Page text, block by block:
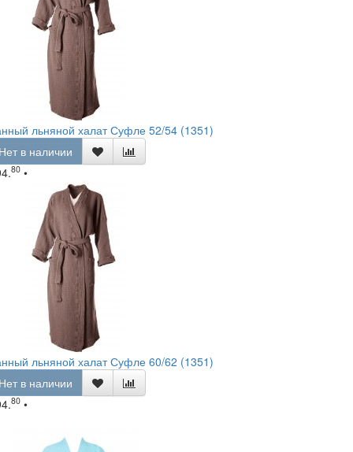
льняной халат Суфле 52/54 (1351)
в наличии
80 •
льняной халат Суфле 60/62 (1351)
в наличии
80 •